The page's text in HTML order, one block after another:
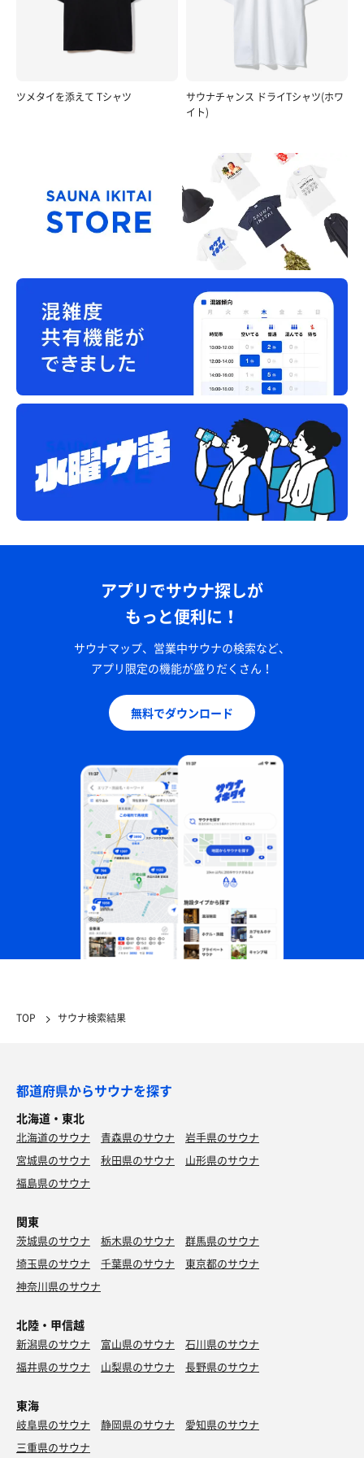
ツメタイを添えて Tシャツ
サウナチャンス ドライTシャツ(ホワ
イト)
アプリでサウナ探しが
もっと便利に！
サウナマップ、営業中サウナの検索など、
アプリ限定の機能が盛りだくさん！
無料でダウンロード
TOP サウナ検索結果
都道府県からサウナを探す
北海道・東北
北海道のサウナ 青森県のサウナ
岩手県のサウナ
宮城県のサウナ
秋田県のサウナ
山形県のサウナ
福島県のサウナ
関東
茨城県のサウナ 栃木県のサウナ
群馬県のサウナ
埼玉県のサウナ
千葉県のサウナ
東京都のサウナ
神奈川県のサウナ
北陸・甲信越
新潟県のサウナ 富山県のサウナ
石川県のサウナ
福井県のサウナ
山梨県のサウナ 長野県のサウナ
東海
岐阜県のサウナ 静岡県のサウナ
愛知県のサウナ
三重県のサウナ